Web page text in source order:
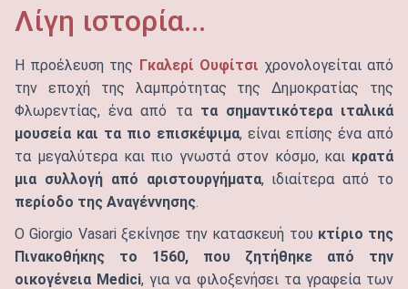
Λίγη ιστορία...
Η προέλευση της Γκαλερί Ουφίτσι χρονολογείται από
την εποχή της λαμπρότητας της Δημοκρατίας της
Φλωρεντίας, ένα από τα τα σημαντικότερα ιταλικά
μουσεία και τα πιο επισκέψιμα, είναι επίσης ένα από
τα μεγαλύτερα και πιο γνωστά στον κόσμο, και κρατά
μια συλλογή από αριστουργήματα, ιδιαίτερα από το
περίοδο της Αναγέννησης.
Ο Giorgio Vasari ξεκίνησε την κατασκευή του κτίριο της
Πινακοθήκης το 1560, που ζητήθηκε από την
οικογένεια Medici, για να φιλοξενήσει τα γραφεία των